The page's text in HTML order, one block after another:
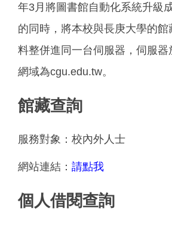
年3月將圖書館自動化系統升級
的同時，將本校與長庚大學的館
料整併進同一台伺服器，伺服器
網域為cgu.edu.tw。
館藏查詢
服務對象：校內外人士
網站連結： 請點我
個人借閱查詢